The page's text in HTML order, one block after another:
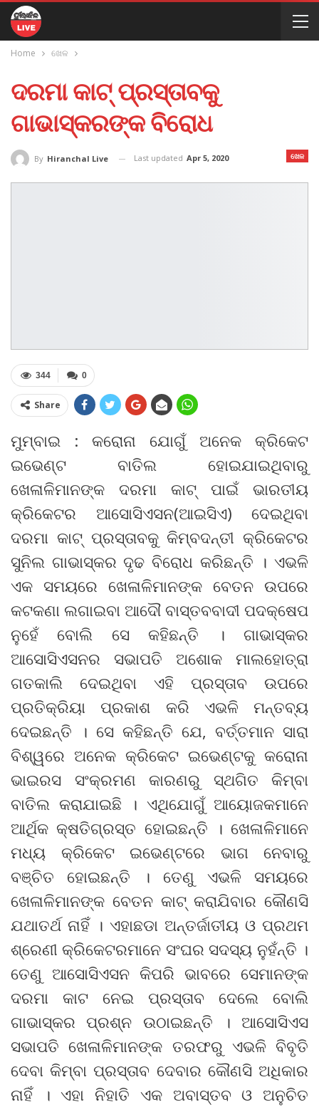
Home ଖେଳ
ଦରମା କାଟ୍ ପ୍ରସ୍ତାବକୁ
ଗାଭାସ୍କରଙ୍କ ବିରୋଧ
ଖେଳ
By Hiranchal Live Last updated Apr 5, 2020
0
344
Share
ମୁମ୍ବାଇ : କରୋନା ଯୋଗୁଁ ଅନେକ କ୍ରିକେଟ
ଇଭେଣ୍ଟ ବାତିଲ ହୋଇଯାଇଥିବାରୁ
ଖେଳାଳିମାନଙ୍କ ଦରମା କାଟ୍ ପାଇଁ ଭାରତୀୟ
କ୍ରିକେଟର ଆସୋସିଏସନ(ଆଇସିଏ) ଦେଇଥିବା
ଦରମା କାଟ୍ ପ୍ରସ୍ତାବକୁ କିମ୍ବଦନ୍ତୀ କ୍ରିକେଟର
ସୁନିଲ ଗାଭାସ୍କର ଦୃଢ ବିରୋଧ କରିଛନ୍ତି । ଏଭଳି
ଏକ ସମୟରେ ଖେଳାଳିମାନଙ୍କ ବେତନ ଉପରେ
କଟକଣା ଲଗାଇବା ଆଦୌ ବାସ୍ତବବାଦୀ ପଦକ୍ଷେପ
ନୁହେଁ ବୋଲି ସେ କହିଛନ୍ତି । ଗାଭାସ୍କର
ଆସୋସିଏସନର ସଭାପତି ଅଶୋକ ମାଲହୋତ୍ରା
ଗତକାଲି ଦେଇଥିବା ଏହି ପ୍ରସ୍ତାବ ଉପରେ
ପ୍ରତିକ୍ରିୟା ପ୍ରକାଶ କରି ଏଭଳି ମନ୍ତବ୍ୟ
ଦେଇଛନ୍ତି । ସେ କହିଛନ୍ତି ଯେ, ବର୍ତ୍ତମାନ ସାରା
ବିଶ୍ୱରେ ଅନେକ କ୍ରିକେଟ ଇଭେଣ୍ଟକୁ କରୋନା
ଭାଇରସ ସଂକ୍ରମଣ କାରଣରୁ ସ୍ଥଗିତ କିମ୍ବା
ବାତିଲ କରାଯାଇଛି । ଏଥିଯୋଗୁଁ ଆୟୋଜକମାନେ
ଆର୍ଥିକ କ୍ଷତିଗ୍ରସ୍ତ ହୋଇଛନ୍ତି । ଖେଳାଳିମାନେ
ମଧ୍ୟ କ୍ରିକେଟ ଇଭେଣ୍ଟରେ ଭାଗ ନେବାରୁ
ବଞ୍ଚିତ ହୋଇଛନ୍ତି । ତେଣୁ ଏଭଳି ସମୟରେ
ଖେଳାଳିମାନଙ୍କ ବେତନ କାଟ୍ କରାଯିବାର କୌଣସି
ଯଥାତର୍ଥ ନାହିଁ । ଏହାଛଡା ଅନ୍ତର୍ଜାତୀୟ ଓ ପ୍ରଥମ
ଶ୍ରେଣୀ କ୍ରିକେଟରମାନେ ସଂଘର ସଦସ୍ୟ ନୁହଁନ୍ତି ।
ତେଣୁ ଆସୋସିଏସନ କିପରି ଭାବରେ ସେମାନଙ୍କ
ଦରମା କାଟ ନେଇ ପ୍ରସ୍ତାବ ଦେଲେ ବୋଲି
ଗାଭାସ୍କର ପ୍ରଶ୍ନ ଉଠାଇଛନ୍ତି । ଆସୋସିଏସ
ସଭାପତି ଖେଳାଳିମାନଙ୍କ ତରଫରୁ ଏଭଳି ବିବୃତି
ଦେବା କିମ୍ବା ପ୍ରସ୍ତାବ ଦେବାର କୌଣସି ଅଧିକାର
ନାହିଁ । ଏହା ନିହାତି ଏକ ଅବାସ୍ତବ ଓ ଅନୁଚିତ